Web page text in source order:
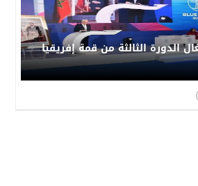
الدورة الثالثة من قمة إفريقيا